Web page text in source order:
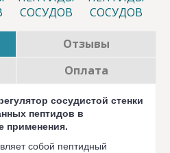
Отзывы
Оплата
сосудистой стенки
пептидов в
применения.
собой пептидный